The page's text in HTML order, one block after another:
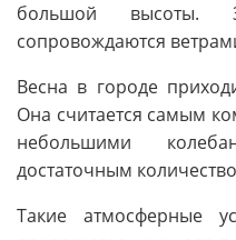
большой высоты.
сопровождаются
Весна в городе
Она считается самым
небольшими
достаточным
Такие атмосферные